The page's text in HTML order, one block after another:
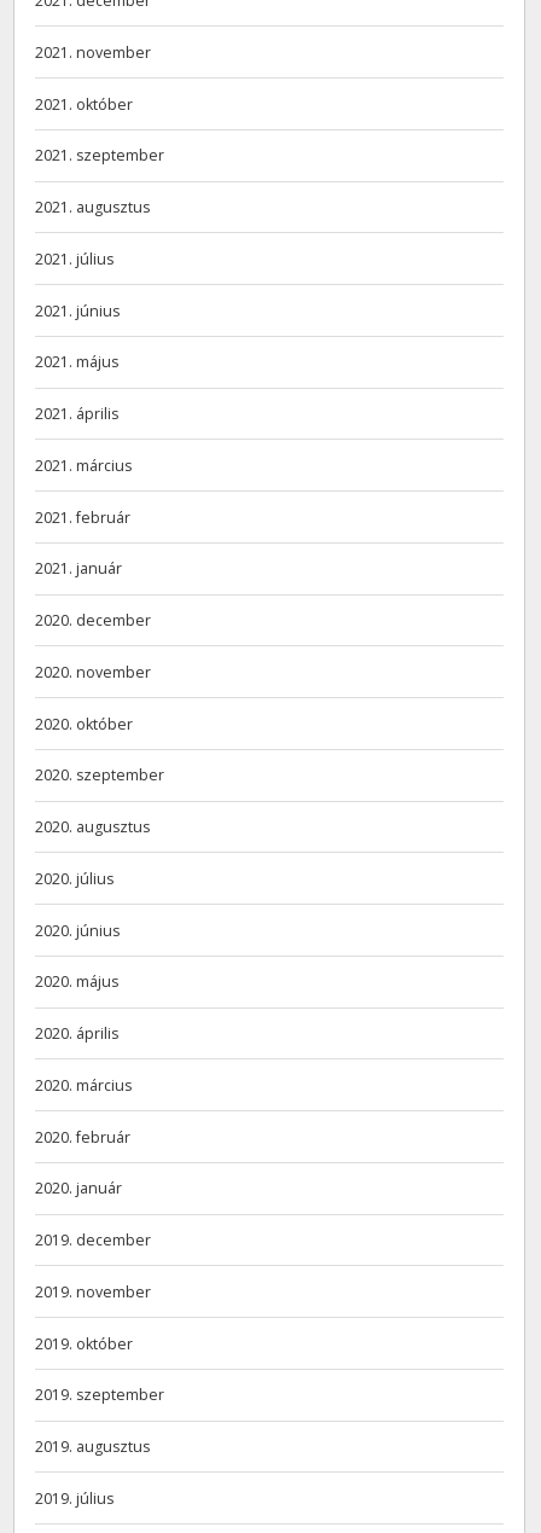
2021. november
2021. október
2021. szeptember
2021. augusztus
2021. július
2021. június
2021. május
2021. április
2021. március
2021. február
2021. január
2020. december
2020. november
2020. október
2020. szeptember
2020. augusztus
2020. július
2020. június
2020. május
2020. április
2020. március
2020. február
2020. január
2019. december
2019. november
2019. október
2019. szeptember
2019. augusztus
2019. július